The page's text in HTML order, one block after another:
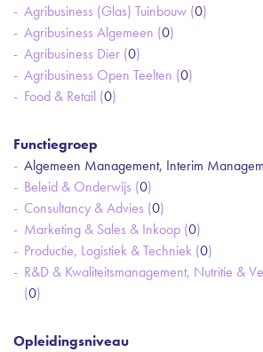
Agribusiness (Glas) Tuinbouw (0)
Agribusiness Algemeen (0)
Agribusiness Dier (0)
Agribusiness Open Teelten (0)
Food & Retail (0)
Functiegroep
Algemeen Management, Interim
Beleid & Onderwijs (0)
Consultancy & Advies (0)
Marketing & Sales & Inkoop (0)
Productie, Logistiek & Techniek (0)
R&D & Kwaliteitsmanagement, Nutritie &
(0)
Opleidingsniveau